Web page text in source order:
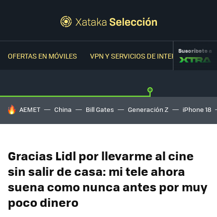
OFERTAS EN MÓVILES VPN Y SERVICIOS DE INTERNETSuscríbete a
HOY SE HABLA DE
AEMET China Bill Gates Generación Z iPhone 18
Gracias Lidl por llevarme al cine
sin salir de casa: mi tele ahora
suena como nunca antes por muy
poco dinero